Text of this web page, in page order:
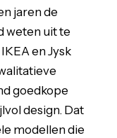
jaren de
weten uit te
en Jysk
goedkope
design. Dat
modellen die